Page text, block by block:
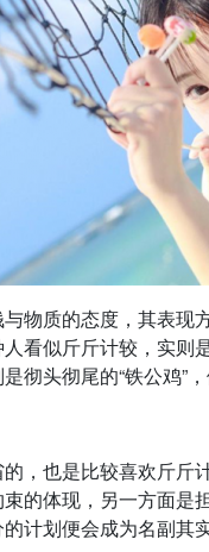
物质的态度，其表现
看似斤斤计较，实
彻头彻尾的“铁公鸡”
，也是比较喜欢斤斤
的体现，另一方面
计划便会成为名副其